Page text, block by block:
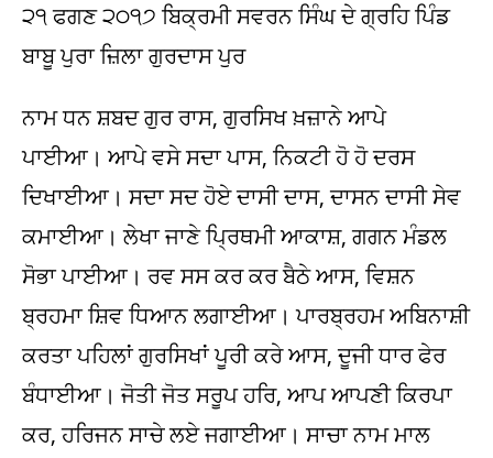
੨੧ ਫਗਣ ੨੦੧੭ ਬਿਕ੍ਰਮੀ ਸਵਰਨ ਸਿੰਘ ਦੇ ਗ੍ਰਹਿ ਪਿੰਡ
ਬਾਬੂ ਪੁਰਾ ਜ਼ਿਲਾ ਗੁਰਦਾਸ ਪੁਰ
ਨਾਮ ਧਨ ਸ਼ਬਦ ਗੁਰ ਰਾਸ, ਗੁਰਸਿਖ ਖ਼ਜ਼ਾਨੇ ਆਪੇ
ਪਾਈਆ। ਆਪੇ ਵਸੇ ਸਦਾ ਪਾਸ, ਨਿਕਟੀ ਹੋ ਹੋ ਦਰਸ
ਦਿਖਾਈਆ। ਸਦਾ ਸਦ ਹੋਏ ਦਾਸੀ ਦਾਸ, ਦਾਸਨ ਦਾਸੀ ਸੇਵ
ਕਮਾਈਆ। ਲੇਖਾ ਜਾਣੇ ਪ੍ਰਿਥਮੀ ਆਕਾਸ਼, ਗਗਨ ਮੰਡਲ
ਸੋਭਾ ਪਾਈਆ। ਰਵ ਸਸ ਕਰ ਕਰ ਬੈਠੇ ਆਸ, ਵਿਸ਼ਨ
ਬ੍ਰਹਮਾ ਸ਼ਿਵ ਧਿਆਨ ਲਗਾਈਆ। ਪਾਰਬ੍ਰਹਮ ਅਬਿਨਾਸ਼ੀ
ਕਰਤਾ ਪਹਿਲਾਂ ਗੁਰਸਿਖਾਂ ਪੂਰੀ ਕਰੇ ਆਸ, ਦੂਜੀ ਧਾਰ ਫੇਰ
ਬੰਧਾਈਆ। ਜੋਤੀ ਜੋਤ ਸਰੂਪ ਹਰਿ, ਆਪ ਆਪਣੀ ਕਿਰਪਾ
ਕਰ, ਹਰਿਜਨ ਸਾਚੇ ਲਏ ਜਗਾਈਆ। ਸਾਚਾ ਨਾਮ ਮਾਲ